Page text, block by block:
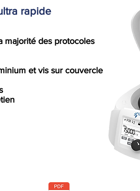
rapide
majorité des protocoles
et vis sur couvercle